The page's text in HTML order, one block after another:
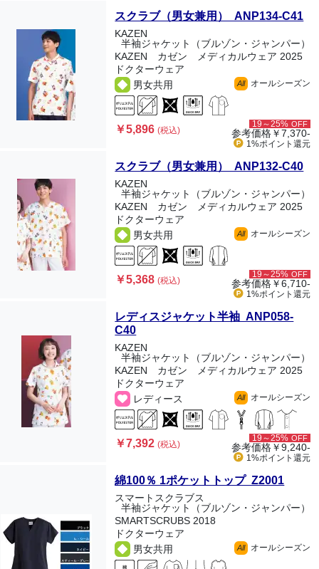
スクラブ（男女兼用） ANP134-C41
KAZEN
半袖ジャケット（ブルゾン・ジャンパー）
KAZEN カゼン メディカルウェア 2025
ドクターウェア
男女共用
All オールシーズン
￥5,896(税込)
19～25% OFF
参考価格￥7,370-
1%ポイント 還元
スクラブ（男女兼用） ANP132-C40
KAZEN
半袖ジャケット（ブルゾン・ジャンパー）
KAZEN カゼン メディカルウェア 2025
ドクターウェア
男女共用
All オールシーズン
￥5,368(税込)
19～25% OFF
参考価格￥6,710-
1%ポイント 還元
レディスジャケット半袖 ANP058-
C40
KAZEN
半袖ジャケット（ブルゾン・ジャンパー）
KAZEN カゼン メディカルウェア 2025
ドクターウェア
レディース
All オールシーズン
￥7,392(税込)
19～25% OFF
参考価格￥9,240-
1%ポイント 還元
綿100％ 1ポケットトップ Z2001
スマートスクラブス
半袖ジャケット（ブルゾン・ジャンパー）
SMARTSCRUBS 2018
ドクターウェア
男女共用
All オールシーズン